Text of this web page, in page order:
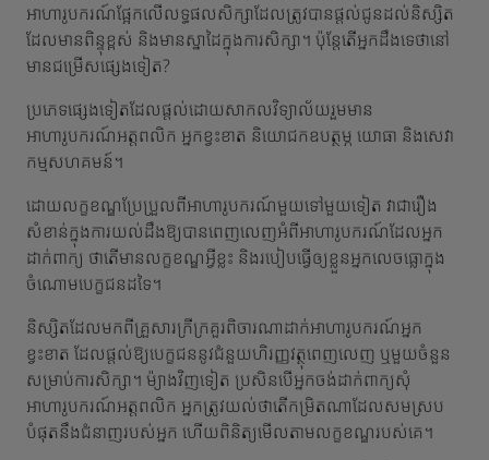
អាហារូបករណ៍ផ្អែកលើលទ្ធផលសិក្សាដែលត្រូវបានផ្តល់ជូនដល់និស្សិត
ដែលមានពិន្ទុខ្ពស់ និងមានស្នាដៃក្នុងការសិក្សា។ ប៉ុន្តែតើអ្នកដឹងទេថានៅ
មានជម្រើសផ្សេងទៀត?
ប្រភេទផ្សេងទៀតដែលផ្តល់ដោយសាកលវិទ្យាល័យរួមមាន
អាហារូបករណ៍អត្តពលិក អ្នកខ្វះខាត និយោជកឧបត្ថម្ភ យោធា និងសេវា
កម្មសហគមន៍។
ដោយលក្ខខណ្ឌប្រែប្រួលពីអាហារូបករណ៍មួយទៅមួយទៀត វាជារឿង
សំខាន់ក្នុងការយល់ដឹងឱ្យបានពេញលេញអំពីអាហារូបករណ៍ដែលអ្នក
ដាក់ពាក្យ ថាតើមានលក្ខខណ្ឌអ្វីខ្លះ និងរបៀបធ្វើឲ្យខ្លួនអ្នកលេចធ្លោក្នុង
ចំណោមបេក្ខជនដទៃ។
និស្សិតដែលមកពីគ្រួសារក្រីក្រគួរពិចារណាដាក់អាហារូបករណ៍អ្នក
ខ្វះខាត ដែលផ្តល់ឱ្យបេក្ខជននូវជំនួយហិរញ្ញវត្ថុពេញលេញ ឬមួយចំនួន
សម្រាប់ការសិក្សា។ ម៉្យាងវិញទៀត ប្រសិនបើអ្នកចង់ដាក់ពាក្យសុំ
អាហារូបករណ៍អត្តពលិក អ្នកត្រូវយល់ថាតើកម្រិតណាដែលសមស្រប
បំផុតនឹងជំនាញរបស់អ្នក ហើយពិនិត្យមើលតាមលក្ខខណ្ឌរបស់គេ។